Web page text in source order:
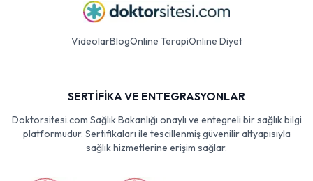
VideolarBlogOnline TerapiOnline Diyet
SERTİFİKA VE ENTEGRASYONLAR
Doktorsitesi.com Sağlık Bakanlığı onaylı ve entegreli bir sağlık bilgi
platformudur. Sertifikaları ile tescillenmiş güvenilir altyapısıyla
sağlık hizmetlerine erişim sağlar.